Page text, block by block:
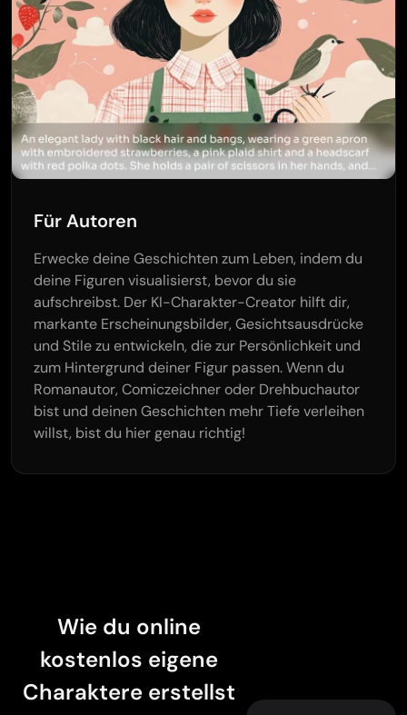
Für Autoren
Erwecke deine Geschichten zum Leben, indem du
deine Figuren visualisierst, bevor du sie
aufschreibst. Der KI-Charakter-Creator hilft dir,
markante Erscheinungsbilder, Gesichtsausdrücke
und Stile zu entwickeln, die zur Persönlichkeit und
zum Hintergrund deiner Figur passen. Wenn du
Romanautor, Comiczeichner oder Drehbuchautor
bist und deinen Geschichten mehr Tiefe verleihen
willst, bist du hier genau richtig!
Wie du online
kostenlos eigene
Charaktere erstellst